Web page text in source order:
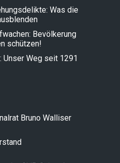
Was die
Bevölkerung
schützen!
Unser Weg seit 1291
Bruno Walliser